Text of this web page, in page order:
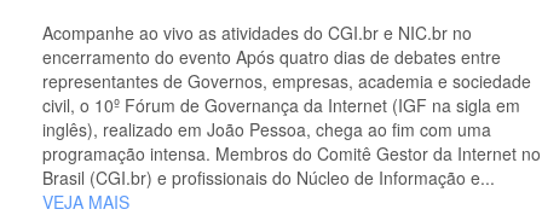
Acompanhe ao vivo as atividades do CGI.br e NIC.br no
encerramento do evento Após quatro dias de debates entre
representantes de Governos, empresas, academia e sociedade
civil, o 10º Fórum de Governança da Internet (IGF na sigla em
inglês), realizado em João Pessoa, chega ao fim com uma
programação intensa. Membros do Comitê Gestor da Internet no
Brasil (CGI.br) e profissionais do Núcleo de Informação e...
VEJA MAIS